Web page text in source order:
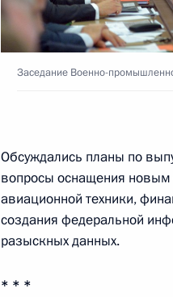
Совещание с
29 августа 2016 года, 14:20
Совещание с
11 августа 2016 года, 10:40
Заседание Военно-
Обсуждались планы по
вопросы оснащения
авиационной техники,
создания федеральной
разыскных данных.
* * *